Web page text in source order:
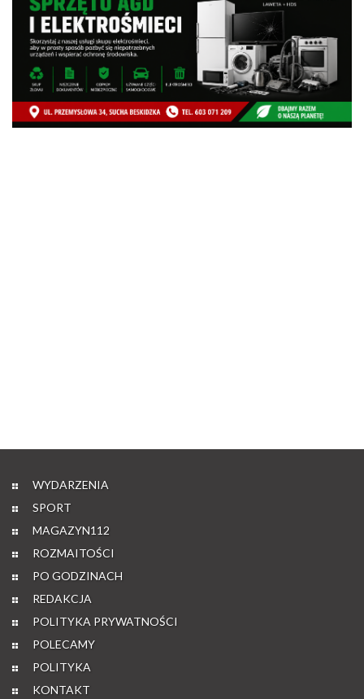
WYDARZENIA
SPORT
MAGAZYN112
ROZMAITOŚCI
PO GODZINACH
REDAKCJA
POLITYKA PRYWATNOŚCI
POLECAMY
POLITYKA
KONTAKT